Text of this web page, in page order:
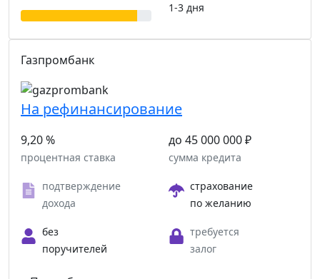
1-3 дня
Газпромбанк
На рефинансирование
9,20 %
процентная ставка
до 45 000 000 ₽
сумма кредита
подтверждение
дохода
страхование
по желанию
без
поручителей
требуется
залог